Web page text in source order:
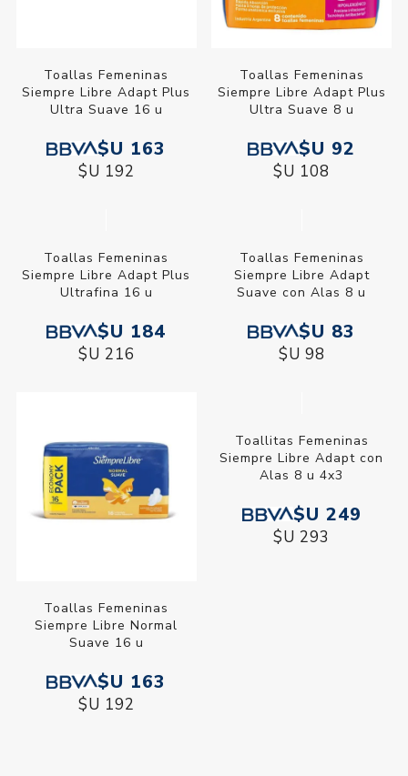
Toallas Femeninas
Siempre Libre Adapt Plus
Ultra Suave 16 u
$U 163
$U 192
Toallas Femeninas
Siempre Libre Adapt Plus
Ultra Suave 8 u
$U 92
$U 108
Toallas Femeninas
Siempre Libre Adapt Plus
Ultrafina 16 u
$U 184
$U 216
Toallas Femeninas
Siempre Libre Adapt
Suave con Alas 8 u
$U 83
$U 98
Toallas Femeninas
Siempre Libre Normal
Suave 16 u
$U 163
$U 192
Toallitas Femeninas
Siempre Libre Adapt con
Alas 8 u 4x3
$U 249
$U 293